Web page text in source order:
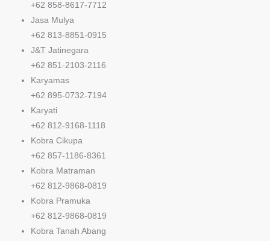
+62 858-8617-7712
Jasa Mulya
+62 813-8851-0915
J&T Jatinegara
+62 851-2103-2116
Karyamas
+62 895-0732-7194
Karyati
+62 812-9168-1118
Kobra Cikupa
+62 857-1186-8361
Kobra Matraman
+62 812-9868-0819
Kobra Pramuka
+62 812-9868-0819
Kobra Tanah Abang